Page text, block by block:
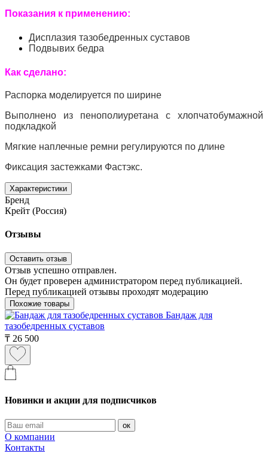
Показания к применению:
Дисплазия тазобедренных суставов
Подвывих бедра
Как сделано:
Распорка моделируется по ширине
Выполнено из пенополиуретана с хлопчатобумажной
подкладкой
Мягкие наплечные ремни регулируются по длине
Фиксация застежками Фастэкс.
Характеристики
Бренд
Крейт (Россия)
Отзывы
Оставить отзыв
Отзыв успешно отправлен.
Он будет проверен администратором перед публикацией.
Перед публикацией отзывы проходят модерацию
Похожие товары
Бандаж для
тазобедренных суставов
₸ 26 500
Новинки и акции для подписчиков
ок
О компании
Контакты